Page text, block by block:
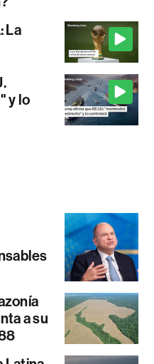
La
y lo
a su